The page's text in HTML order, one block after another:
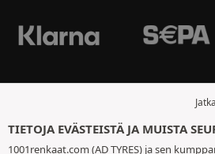
TIETOJA EVÄSTEISTÄ JA MUISTA
1001renkaat.com (AD TYRES) ja sen